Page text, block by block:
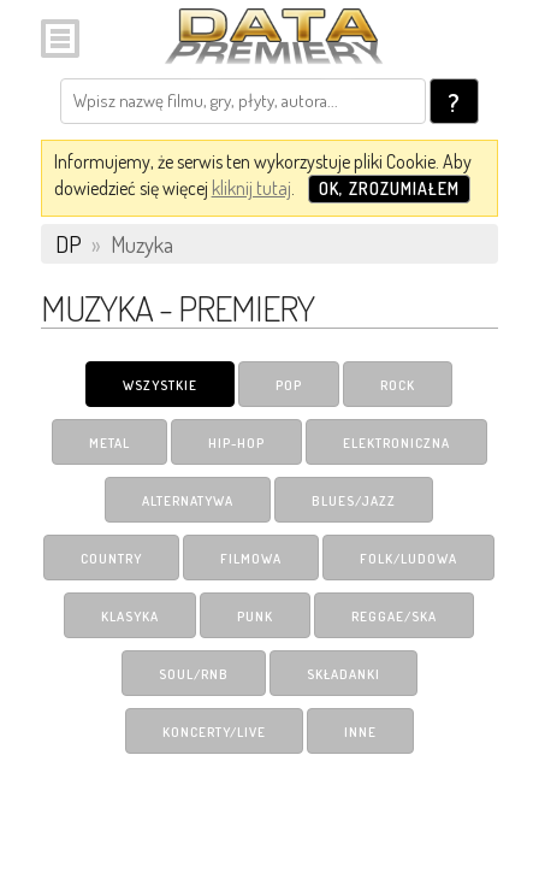
?
Informujemy, że serwis ten wykorzystuje pliki Cookie. Aby
dowiedzieć się więcej kliknij tutaj. OK, ZROZUMIAŁEM
DP » Muzyka
MUZYKA - PREMIERY
WSZYSTKIE POP ROCK
METAL HIP-HOP ELEKTRONICZNA
ALTERNATYWA BLUES/JAZZ
COUNTRY FILMOWA FOLK/LUDOWA
KLASYKA PUNK REGGAE/SKA
SOUL/RNB SKŁADANKI
KONCERTY/LIVE INNE